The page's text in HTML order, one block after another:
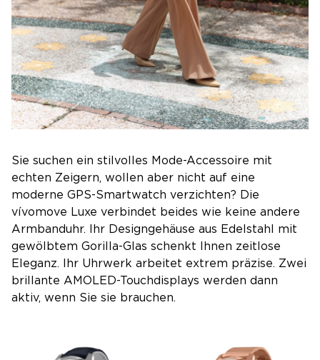
Sie suchen ein stilvolles Mode-Accessoire mit
echten Zeigern, wollen aber nicht auf eine
moderne GPS-Smartwatch verzichten? Die
vívomove Luxe verbindet beides wie keine andere
Armbanduhr. Ihr Designgehäuse aus Edelstahl mit
gewölbtem Gorilla-Glas schenkt Ihnen zeitlose
Eleganz. Ihr Uhrwerk arbeitet extrem präzise. Zwei
brillante AMOLED-Touchdisplays werden dann
aktiv, wenn Sie sie brauchen.